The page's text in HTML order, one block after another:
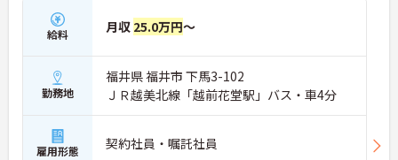
する定着率の高さと安心のチームワーク】
・毎朝のミーティングで職種を超えた情報共有を徹
底しており、人間関係の不安なく業務に集中できま
す。
・理念が現場の隅々にまで浸透しているからこそ平
均勤続年数は7.2年と長く、腰を据えて働ける環境で
【介護福祉士の経験を活かし、さらなる高みを目指
給料 月収 25.0万円～
勤務地
福井県 福井市 下馬3-102
ＪＲ越美北線「越前花堂駅」バス・車4分
雇用形態 契約社員・嘱託社員